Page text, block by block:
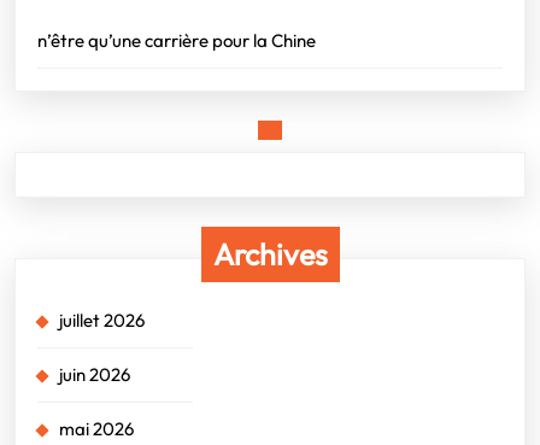
n’être qu’une carrière pour la Chine
Archives
juillet 2026
juin 2026
mai 2026